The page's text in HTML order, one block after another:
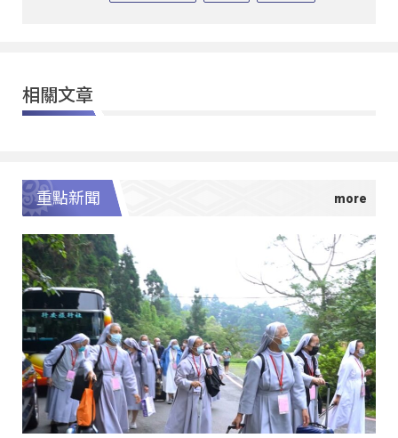
相關文章
重點新聞